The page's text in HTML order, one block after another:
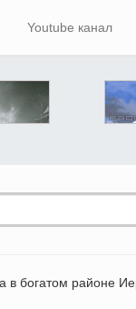
Youtube канал
в богатом районе